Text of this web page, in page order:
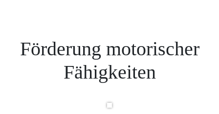
Förderung motorischer
Fähigkeiten